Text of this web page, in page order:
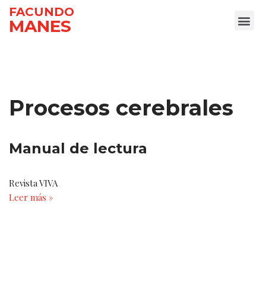
Ir
FACUNDO
MANES
Procesos cerebrales
Manual de lectura
Revista VIVA
Leer más »